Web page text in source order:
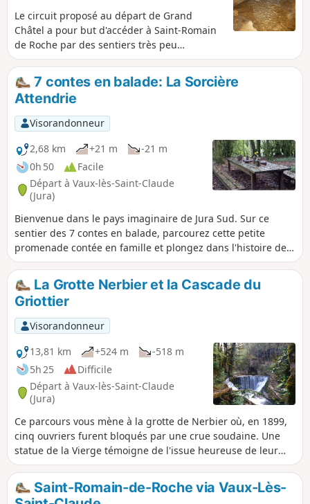
Le circuit proposé au départ de Grand
Châtel a pour but d'accéder à Saint-Romain
de Roche par des sentiers très peu
fréquentés et non balisés et de parcourir le
plateau surplombant la vallée de la Bienne.
Une partie du circuit est intensive au niveau
de l’ascension (un peu sportive). De ce fait,
elle a été classifiée comme difficile. Soyez
bien chaussé et équipé de bâtons de
randonnée. Le parcours situé au niveau du
plateau est plutôt facile avec de beaux
points de vue.
7 contes en balade: La Sorcière
Attendrie
Visorandonneur
2,68 km
+21 m
-21 m
0h 50
Facile
Départ à Vaux-lès-Saint-Claude
(Jura)
Bienvenue dans le pays imaginaire de Jura Sud. Sur ce
sentier des 7 contes en balade, parcourez cette petite
promenade contée en famille et plongez dans l'histoire de
la Sorcière Attendrie. Le départ est matérialisé par une
porte d’entrée (sous la forme d’un livre géant), sur laquelle
est inscrit le type d’objet que vous allez devoir rechercher et
suivre durant toute la balade. Franchissez cette porte pour
ainsi pénétrer dans un univers empreint de mystères.
La Grotte Nerbier et la Cascade du
Griottier
Visorandonneur
13,81 km
+524 m
-518 m
5h 25
Difficile
Départ à Vaux-lès-Saint-Claude
(Jura)
Ce parcours vous mène à la grotte de Nerbier où, en 1899,
cinq ouvriers furent bloqués par une crue soudaine. Une
statue de la Vierge témoigne de l'issue heureuse de leur
sauvetage. Ensuite, vous poursuivez vers la cascade du
Griottier, nichée au fond d'un massif boisée. Le retour se
fait pas la Chapelle Saint-Romain, suivie d'une descente,
Saint-Romain-de-Roche via Vaux-Lès-